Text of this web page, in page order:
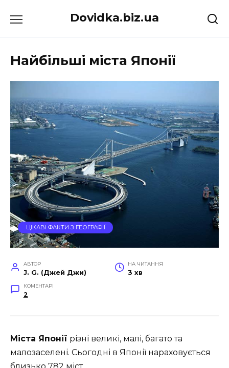
до
Dovidka.biz.ua
Найбільші міста Японії
ЦІКАВІ ФАКТИ З ГЕОГРАФІЇ
АВТОР
J. G. (Джей Джи)
НА ЧИТАННЯ
3 хв
КОМЕНТАРІ
2
Міста Японії різні великі, малі, багато та
малозаселені. Сьогодні в Японії нараховується